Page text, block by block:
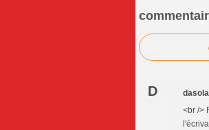
D dasola
<br />